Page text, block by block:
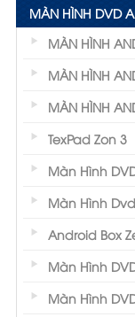
MÀN HÌNH DVD
MÀN HÌNH
MÀN HÌNH
MÀN HÌNH
TexPad Zon 3
Màn Hình
Màn Hình
Android Box
Màn Hình
Màn Hình